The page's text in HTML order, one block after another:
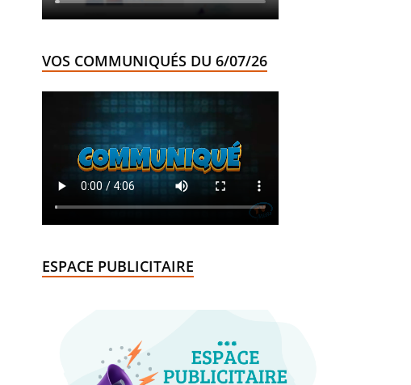
VOS COMMUNIQUÉS DU 6/07/26
ESPACE PUBLICITAIRE